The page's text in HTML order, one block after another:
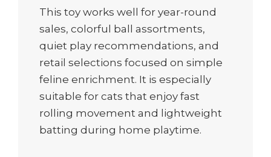
This toy works well for year-round
sales, colorful ball assortments,
quiet play recommendations, and
retail selections focused on simple
feline enrichment. It is especially
suitable for cats that enjoy fast
rolling movement and lightweight
batting during home playtime.